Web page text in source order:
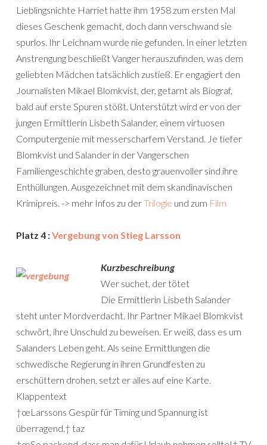
Lieblingsnichte Harriet hatte ihm 1958 zum ersten Mal
dieses Geschenk gemacht, doch dann verschwand sie
spurlos. Ihr Leichnam wurde nie gefunden. In einer letzten
Anstrengung beschließt Vanger herauszufinden, was dem
geliebten Mädchen tatsächlich zustieß. Er engagiert den
Journalisten Mikael Blomkvist, der, getarnt als Biograf,
bald auf erste Spuren stößt. Unterstützt wird er von der
jungen Ermittlerin Lisbeth Salander, einem virtuosen
Computergenie mit messerscharfem Verstand. Je tiefer
Blomkvist und Salander in der Vangerschen
Familiengeschichte graben, desto grauenvoller sind ihre
Enthüllungen. Ausgezeichnet mit dem skandinavischen
Krimipreis. -> mehr Infos zu derTrilogie und zum Film
Platz 4 :Vergebung von Stieg Larsson
Kurzbeschreibung
Wer suchet, der tötet
Die Ermittlerin Lisbeth Salander
steht unter Mordverdacht. Ihr Partner Mikael Blomkvist
schwört, ihre Unschuld zu beweisen. Er weiß, dass es um
Salanders Leben geht. Als seine Ermittlungen die
schwedische Regierung in ihren Grundfesten zu
erschüttern drohen, setzt er alles auf eine Karte.
Klappentext
†œLarssons Gespür für Timing und Spannung ist
überragend.† taz